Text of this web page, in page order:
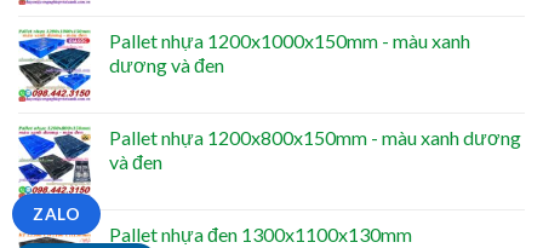
Pallet nhựa 1200x1000x150mm - màu xanh
dương và đen
Pallet nhựa 1200x800x150mm - màu xanh dương
và đen
Pallet nhựa đen 1300x1100x130mm
ZALO